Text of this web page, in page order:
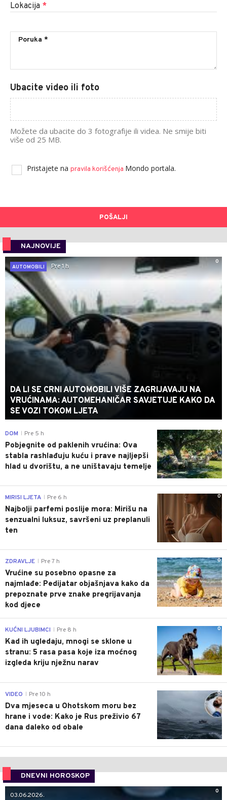
Lokacija *
Ubacite video ili foto
Možete da ubacite do 3 fotografije ili videa. Ne smije biti
više od 25 MB.
Pristajete na pravila korišćenja Mondo portala.
POŠALJI
NAJNOVIJE
0
AUTOMOBILI
Pre 1 h
DA LI SE CRNI AUTOMOBILI VIŠE ZAGRIJAVAJU NA
VRUĆINAMA: AUTOMEHANIČAR SAVJETUJE KAKO DA
SE VOZI TOKOM LJETA
0
DOM Pre 5 h
Pobjegnite od paklenih vrućina: Ova
stabla rashlađuju kuću i prave najljepši
hlad u dvorištu, a ne uništavaju temelje
0
MIRISI LJETA Pre 6 h
Najbolji parfemi poslije mora: Mirišu na
senzualni luksuz, savršeni uz preplanuli
ten
0
ZDRAVLJE Pre 7 h
Vrućine su posebno opasne za
najmlađe: Pedijatar objašnjava kako da
prepoznate prve znake pregrijavanja
kod djece
0
KUĆNI LJUBIMCI Pre 8 h
Kad ih ugledaju, mnogi se sklone u
stranu: 5 rasa pasa koje iza moćnog
izgleda kriju nježnu narav
0
VIDEO Pre 10 h
Dva mjeseca u Ohotskom moru bez
hrane i vode: Kako je Rus preživio 67
dana daleko od obale
DNEVNI HOROSKOP
0
03.06.2026.